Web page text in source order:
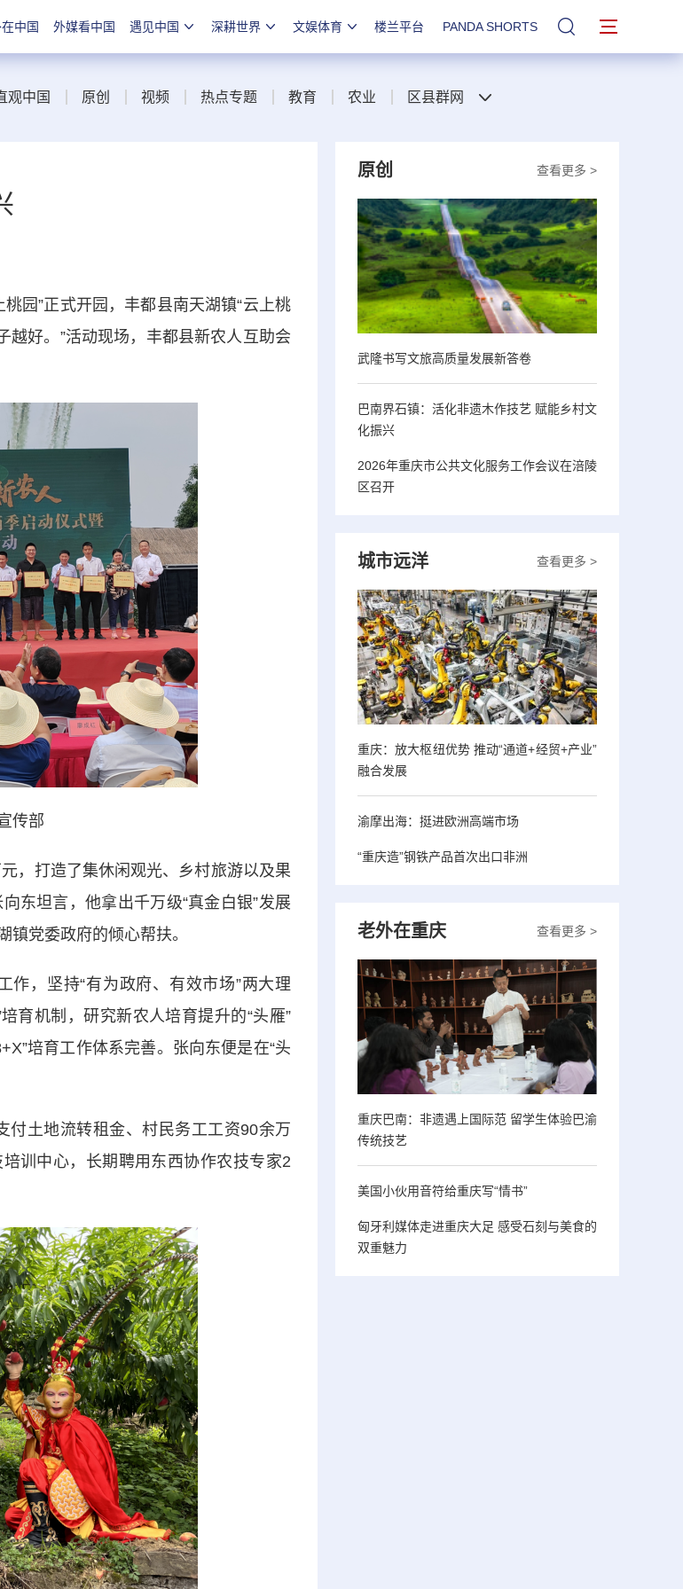
中国 外媒看中国 遇见中国 深耕世界 文娱体育 楼兰平台 PANDA SHORTS 站内搜索
观中国 原创 视频 热点专题 教育 农业 区县群网
园”正式开园，丰都县南天湖镇“云上桃
越好。”活动现场，丰都县新农人互助会
传部
打造了集休闲观光、乡村旅游以及果
东坦言，他拿出千万级“真金白银”发展
党委政府的倾心帮扶。
，坚持“有为政府、有效市场”两大理
育机制，研究新农人培育提升的“头雁”
培育工作体系完善。张向东便是在“头
土地流转租金、村民务工工资90余万
训中心，长期聘用东西协作农技专家2
查看更多 >
原创
武隆书写文旅高质量发展新答卷
巴南界石镇：活化非遗木作技艺 赋能乡村文
化振兴
2026年重庆市公共文化服务工作会议在涪陵
区召开
查看更多 >
城市远洋
重庆：放大枢纽优势 推动“通道+经贸+产业”
融合发展
渝摩出海：挺进欧洲高端市场
“重庆造”钢铁产品首次出口非洲
查看更多 >
老外在重庆
重庆巴南：非遗遇上国际范 留学生体验巴渝
传统技艺
美国小伙用音符给重庆写“情书”
匈牙利媒体走进重庆大足 感受石刻与美食的
双重魅力